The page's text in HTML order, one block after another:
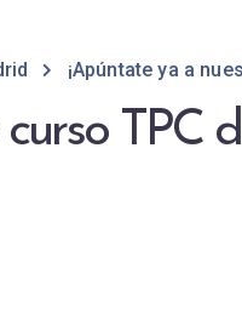
¡Apúntate ya a
TPC